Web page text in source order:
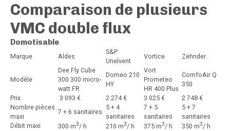
Comparaison de plusieurs
VMC double flux
Domotisable
Marque Aldes
S&P
Unelvent
Vortice Zehnder
Modèle
Dee Fly Cube
300 300 micro-
watt FR
Domeo 210
HY
Vort
Prometeo
HR 400 Plus
ComfoAir Q
350
Prix
3 093 € 2 274 € 3 025 €
2 748 €
Nombre pièces
maxi
7 + 6 sanitaires
5 + 4
sanitaires
7 + 5
sanitaires
5 + 7
sanitaires
Débit maxi
300 m3/ h 210 m3/ h 375 m3/ h 350 m3/ h